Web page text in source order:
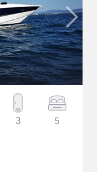
3 5